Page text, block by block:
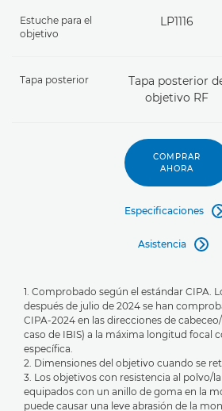
Estuche para el
objetivo
LP1116
Tapa posterior
Tapa posterior
objetivo RF
COMPRAR
AHORA
Especificaciones
Asistencia 
1. Comprobado según el estándar CIPA.
después de julio de 2024 se han
CIPA-2024 en las direcciones de
caso de IBIS) a la máxima longitud focal
específica.
2. Dimensiones del objetivo cuando se
3. Los objetivos con resistencia al polvo/
equipados con un anillo de goma en la
puede causar una leve abrasión de la